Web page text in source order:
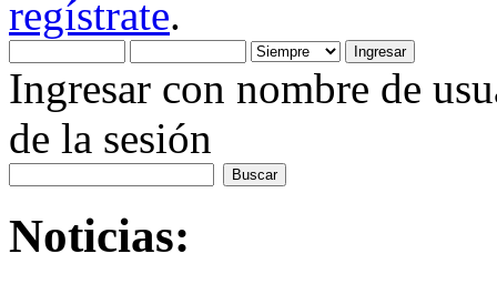
regístrate.
Ingresar con nombre de
de la sesión
Noticias: